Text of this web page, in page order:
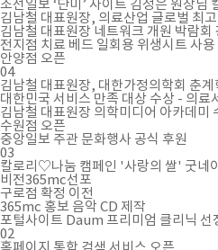
조선일보 ‘단미’ 사이트 김정은 원장님
김남철 대표원장, 의료산업 글로벌 최
김남철 대표원장 네트워크 개원 박람회
전지점 치료 베드 일회용 위생시트 사용
안양점 오픈
04
김남철 대표원장, 대한가정의학회 춘계
대한민국 서비스 만족 대상 수상 - 의료
김남철 대표원장 의학미디어 아카데미
수원점 오픈
중앙일보 주관 문화행사 공식 후원
03
칼로리♡나눔 캠페인 '사랑의 쌀' 굿네
비전365mc선포
구로점 확정 이전
365mc 홍보 음악 CD 제작
포털사이트 Daum 프리미엄 클리닉 선
02